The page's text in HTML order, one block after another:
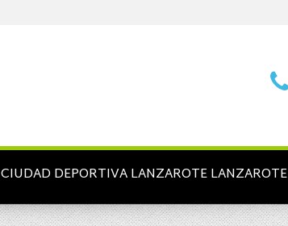
CIUDAD DEPORTIVA LANZAROTE LANZAROTE